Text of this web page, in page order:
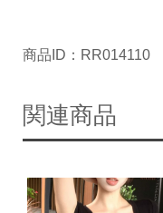
商品ID：RR014110
関連商品